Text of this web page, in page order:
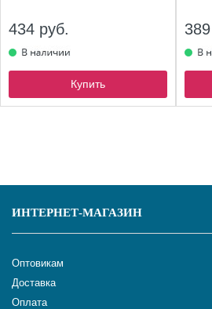
434 руб.
Купить
ИНТЕРНЕТ-МАГАЗИН
Оптовикам
Доставка
Оплата